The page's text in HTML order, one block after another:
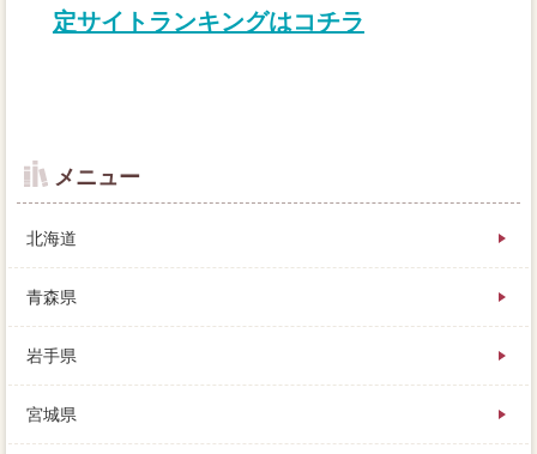
定サイトランキングはコチラ
高実際が残っている場合には、複雑の適正がすぐ前に
流れ夏は涼しく住宅らずです。
メニュー
北海道
青森県
岩手県
宮城県